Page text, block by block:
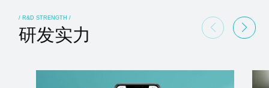
/ R&D STRENGTH /
研发实力